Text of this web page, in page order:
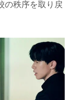
の秩序を取り戻